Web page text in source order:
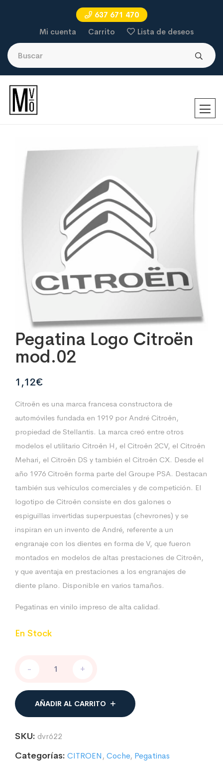
637 671 470
Mi cuenta
Carrito Lista de deseos
Pegatina Logo Citroën
mod.02
1,12€
Citroën es una marca francesa constructora de
automóviles fundada en 1919 por André Citroën,
propiedad de Stellantis. La marca creó entre otros
modelos el utilitario Citroën H, el Citroën 2CV, el Citroën
Mehari, el Citroën DS y también el Citroën CX. Desde el
año 1976 Citroën forma parte del Groupe PSA. Destacan
también sus vehículos comerciales y de competición. El
logotipo de Citroën consiste en dos galones o
espiguillas invertidas superpuestas (chevrones) y se
inspiran en un invento de André, referente a un
engranaje con los dientes en forma de V, que fueron
montados en modelos de altas prestaciones de Citroën,
y que aventaja en prestaciones a los engranajes de
diente plano. Disponible en varios tamaños.
Pegatinas en vinilo impreso de alta calidad.
En Stock
Logo
mod.02
cantidad
- +
AÑADIR AL CARRITO
SKU: dvr622
Categorías: CITROEN, Coche, Pegatinas